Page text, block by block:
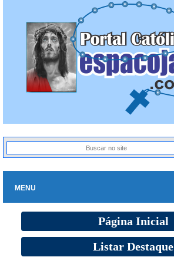
MENU
Página Inicial
Listar Destaque